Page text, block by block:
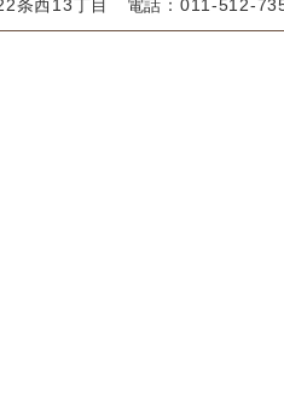
条西13丁目 電話：011-512-